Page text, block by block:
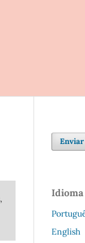
Enviar
Idioma
English